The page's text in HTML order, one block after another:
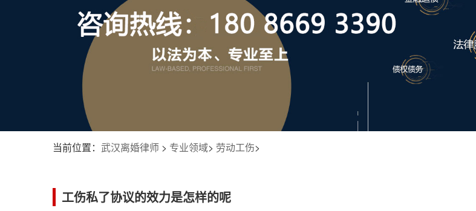
当前位置： 武汉离婚律师 > 专业领域> 劳动工伤>
工伤私了协议的效力是怎样的呢